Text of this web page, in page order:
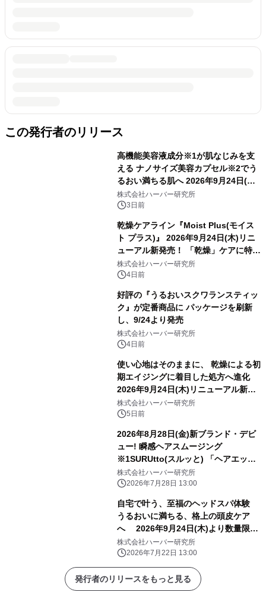
この発行者のリリース
高機能美容液成分※1が肌なじみを支
える ナノサイズ美容カプセル※2でう
るおい満ちる肌へ 2026年9月24日(木)
よりリニューアル新発売 『ディープモ
イストセラム』
株式会社ハーバー研究所
3日前
乾燥ケアライン『Moist Plus(モイス
ト プラス)』 2026年9月24日(木)リニ
ューアル新発売！ 「乾燥」ケアに特化
し、ライン使いで潤いに満ちた肌へ
株式会社ハーバー研究所
4日前
好評の『うるおいスクワランスティッ
ク』が定番商品に パッケージを刷新
し、9/24より発売
株式会社ハーバー研究所
4日前
使い心地はそのままに、 乾燥による初
期エイジングに着目した処方へ進化
2026年9月24日(木)リニューアル新発
売！ ハリ・つや満ちる、3D成分※1配
合のジェルクリーム 『モイスチャーエ
株式会社ハーバー研究所
5日前
2026年8月28日(金)新ブランド・デビ
ュー! 瞬感ヘアスムージング
※1SURUtto(スルッと) 「ヘアエッセ
ンスオイル」「ヘアトリートメントミ
スト」 全国のロフト※2・PLAZA※2
株式会社ハーバー研究所
2026年7月28日 13:00
自宅で叶う、至福のヘッドスパ体験
うるおいに満ちる、格上の頭皮ケア
へ 2026年9月24日(木)より数量限定
発売！ 『地肌マッサージクレンズ』
株式会社ハーバー研究所
2026年7月22日 13:00
発行者のリリースをもっと見る